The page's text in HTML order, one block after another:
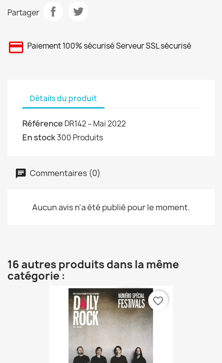
Partager
Paiement 100% sécurisé Serveur SSL sécurisé
Détails du produit
Référence DR142 – Mai 2022
En stock300 Produits
Commentaires (0)
Aucun avis n'a été publié pour le moment.
16 autres produits dans la même
catégorie :
favorite_border